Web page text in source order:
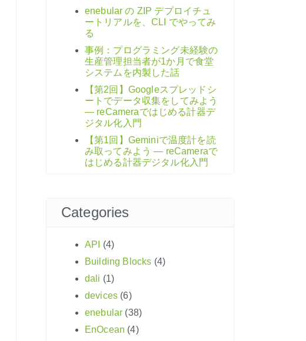
enebular の ZIP デプロイチュ
ートリアルを、CLI でやってみ
る
事例：プログラミング未経験の
生産管理担当者が1か月で食堂
システムを内製した話
【第2回】Googleスプレッドシ
ートでデータ収集をしてみよう
― reCameraではじめる計器デ
ジタル化入門
【第1回】Geminiで温度計を読
み取ってみよう ― reCameraで
はじめる計器デジタル化入門
Categories
API
(4)
Building Blocks (4)
dali (1)
devices (6)
enebular (38)
EnOcean (4)